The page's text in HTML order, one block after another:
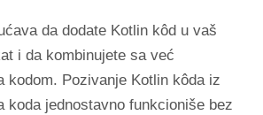
da dodate Kotlin kôd u vaš
i da kombinujete sa već
kodom. Pozivanje Kotlin kôda iz
koda jednostavno funkcioniše bez